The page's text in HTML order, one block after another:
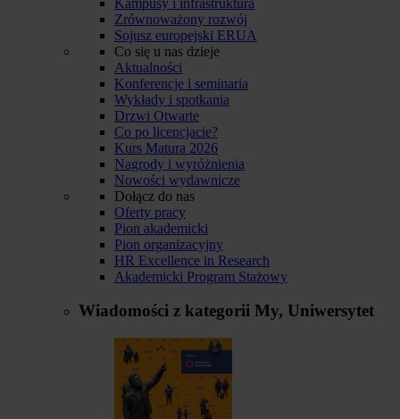
Zrównoważony rozwój
Sojusz europejski ERUA
Co się u nas dzieje
Aktualności
Konferencje i seminaria
Wykłady i spotkania
Drzwi Otwarte
Co po licencjacie?
Kurs Matura 2026
Nagrody i wyróżnienia
Nowości wydawnicze
Dołącz do nas
Oferty pracy
Pion akademicki
Pion organizacyjny
HR Excellence in Research
Akademicki Program Stażowy
Wiadomości z kategorii My, Uniwersytet